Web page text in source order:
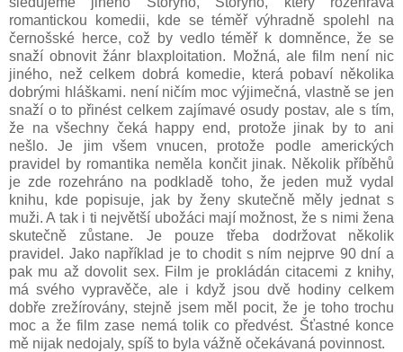
romantickou komedii, kde se téměř výhradně spolehl na
černošské herce, což by vedlo téměř k domněnce, že se
snaží obnovit žánr blaxploitation. Možná, ale film není nic
jiného, než celkem dobrá komedie, která pobaví několika
dobrými hláškami. není ničím moc výjimečná, vlastně se jen
snaží o to přinést celkem zajímavé osudy postav, ale s tím,
že na všechny čeká happy end, protože jinak by to ani
nešlo. Je jim všem vnucen, protože podle amerických
pravidel by romantika neměla končit jinak. Několik příběhů
je zde rozehráno na podkladě toho, že jeden muž vydal
knihu, kde popisuje, jak by ženy skutečně měly jednat s
muži. A tak i ti největší ubožáci mají možnost, že s nimi žena
skutečně zůstane. Je pouze třeba dodržovat několik
pravidel. Jako například je to chodit s ním nejprve 90 dní a
pak mu až dovolit sex. Film je prokládán citacemi z knihy,
má svého vypravěče, ale i když jsou dvě hodiny celkem
dobře zrežírovány, stejně jsem měl pocit, že je toho trochu
moc a že film zase nemá tolik co předvést. Šťastné konce
mě nijak nedojaly, spíš to byla vážně očekávaná povinnost.